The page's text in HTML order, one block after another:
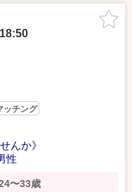
ッチング
んか》
性
〜33歳